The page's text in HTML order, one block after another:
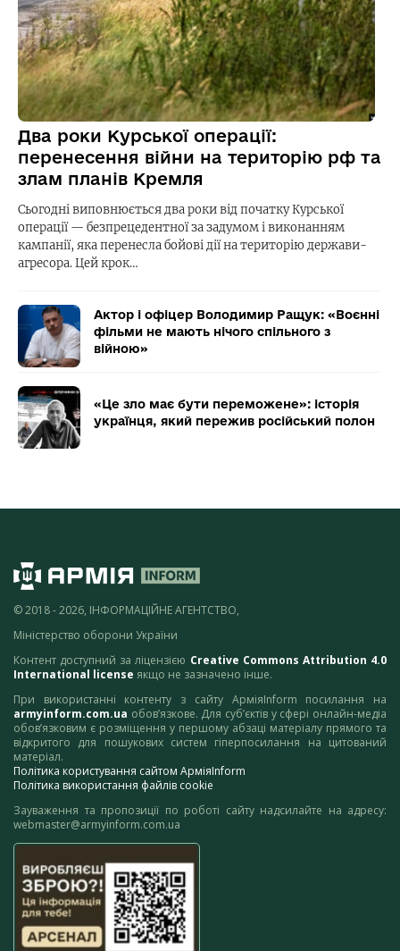
Два роки Курської операції:
перенесення війни на територію рф та
злам планів Кремля
Сьогодні виповнюється два роки від початку Курської
операції — безпрецедентної за задумом і виконанням
кампанії, яка перенесла бойові дії на територію держави-
агресора. Цей крок…
Актор і офіцер Володимир Ращук: «Воєнні
фільми не мають нічого спільного з
війною»
«Це зло має бути переможене»: історія
українця, який пережив російський полон
© 2018 - 2026, ІНФОРМАЦІЙНЕ АГЕНТСТВО,
Міністерство оборони України
Контент доступний за ліцензією Creative Commons Attribution 4.0
International license якщо не зазначено інше.
При використанні контенту з сайту АрміяInform посилання на
armyinform.com.ua обов’язкове. Для суб’єктів у сфері онлайн-медіа
обов’язковим є розміщення у першому абзаці матеріалу прямого та
відкритого для пошукових систем гіперпосилання на цитований
матеріал.
Політика користування сайтом АрміяInform
Політика використання файлів cookie
Зауваження та пропозиції по роботі сайту надсилайте на адресу:
webmaster@armyinform.com.ua